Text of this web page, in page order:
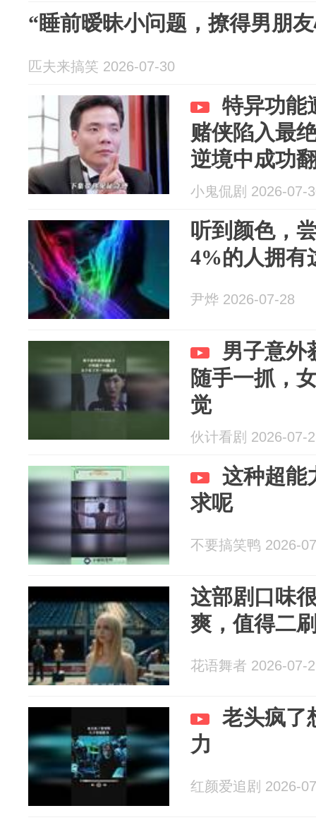
“睡前暧昧小问题，撩得男朋
匹夫来搞笑 2026-07-30
特异功能
赌侠陷入最
逆境中成功
小鬼侃剧 2026-07-
听到颜色，
4%的人拥有
尹烨 2026-07-28
男子意外
随手一抓，
觉
伙计看剧 2026-07-
这种超能
求呢
不要搞笑鸭 2026-
这部剧口味
爽，值得二
花语舞者 2026-07-
老头疯了
力
红颜爱追剧 2026-